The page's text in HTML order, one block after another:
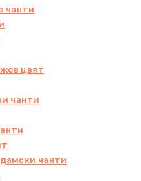
чанти
цвят
чанти
чанти